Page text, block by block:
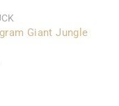
Giant Jungle